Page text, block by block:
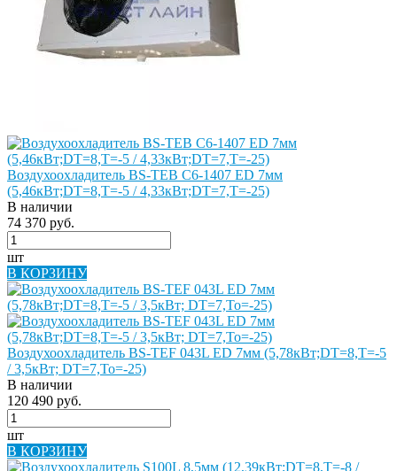
Воздухоохладитель BS-TEB C6-1407 ED 7мм
(5,46кВт;DT=8,Т=-5 / 4,33кВт;DT=7,Т=-25)
В наличии
74 370 руб.
шт
В КОРЗИНУ
Воздухоохладитель BS-TEF 043L ED 7мм (5,78кВт;DT=8,Т=-5
/ 3,5кВт; DT=7,То=-25)
В наличии
120 490 руб.
шт
В КОРЗИНУ